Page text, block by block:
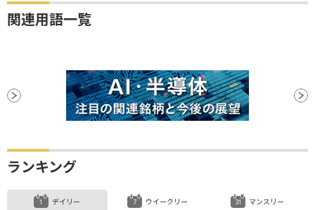
関連用語一覧
ランキング
デイリー ウイークリー マンスリー